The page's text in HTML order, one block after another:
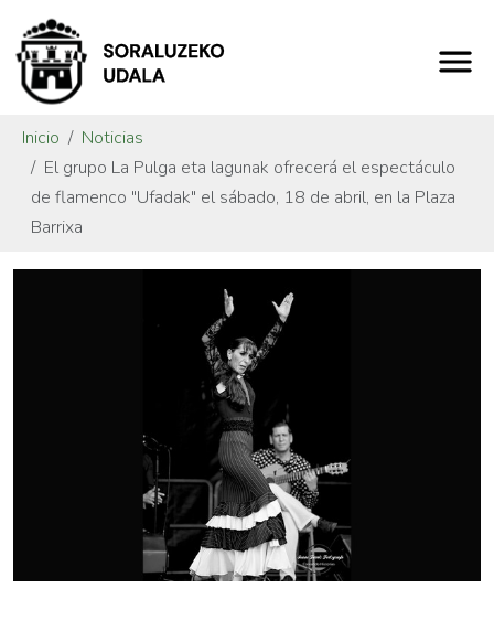
Inicio
Noticias
El grupo La Pulga eta lagunak ofrecerá el espectáculo
de flamenco "Ufadak" el sábado, 18 de abril, en la Plaza
Barrixa